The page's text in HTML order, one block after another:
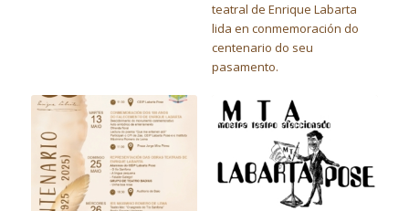
teatral de Enrique Labarta
lida en conmemoración do
centenario do seu
pasamento.